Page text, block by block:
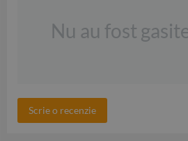
Nu au fost
Scrie o recenzie